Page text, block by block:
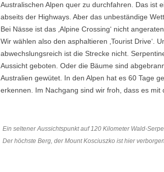
Australischen Alpen quer zu durchfahren. Das ist
abseits der Highways. Aber das unbeständige
Bei Nässe ist das ‚Alpine Crossing‘ nicht
Wir wählen also den asphaltieren ‚Tourist Drive‘.
abwechslungsreich ist die Strecke nicht.
Aussicht geboten. Oder die Bäume sind
Australien gewütet. In den Alpen hat es 60 Tage
erkennen. Im Nachgang sind wir froh, dass es mit
Ein seltener Aussichtspunkt auf 120 Kilometer Wald-
Der höchste Berg, der Mount Kosciuszko ist hier